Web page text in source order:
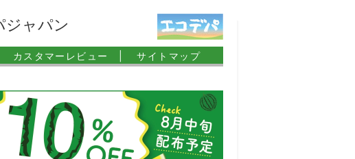
ジャパン
カスタマーレビュー | サイトマップ